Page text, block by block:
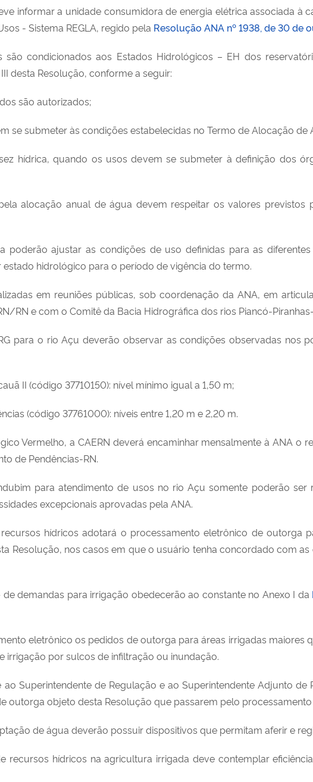
informar a unidade consumidora de energia elétrica associada à
- Sistema REGLA, regido pela Resolução ANA nº 1938, de 30 de
condicionados aos Estados Hidrológicos – EH dos
desta Resolução, conforme a seguir:
são autorizados;
se submeter às condições estabelecidas no Termo de Alocação de
hídrica, quando os usos devem se submeter à definição dos
alocação anual de água devem respeitar os valores
poderão ajustar as condições de uso definidas para as
hidrológico para o período de vigência do termo.
em reuniões públicas, sob coordenação da ANA, em
RN e com o Comitê da Bacia Hidrográfica dos rios Piancó-
para o rio Açu deverão observar as condições observadas nos
II (código 37710150): nível mínimo igual a 1,50 m;
(código 37761000): níveis entre 1,20 m e 2,20 m.
Vermelho, a CAERN deverá encaminhar mensalmente à ANA o
de Pendências-RN.
para atendimento de usos no rio Açu somente poderão
excepcionais aprovadas pela ANA.
hídricos adotará o processamento eletrônico de outorga
Resolução, nos casos em que o usuário tenha concordado com
demandas para irrigação obedecerão ao constante no Anexo I da
eletrônico os pedidos de outorga para áreas irrigadas
por sulcos de infiltração ou inundação.
Superintendente de Regulação e ao Superintendente Adjunto
outorga objeto desta Resolução que passarem pelo
de água deverão possuir dispositivos que permitam aferir e
recursos hídricos na agricultura irrigada deve contemplar